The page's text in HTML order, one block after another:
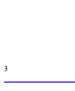
3